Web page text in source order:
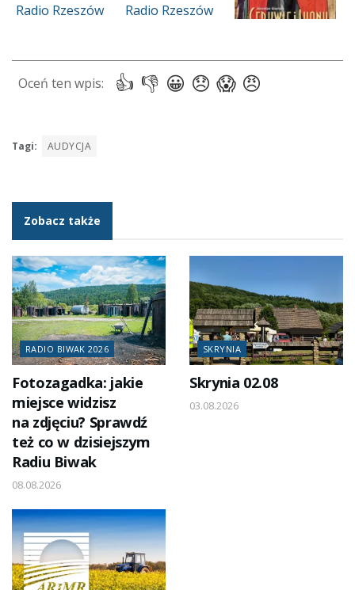
Tagi: AUDYCJA
Zobacz także
RADIO BIWAK 2026
Fotozagadka: jakie
miejsce widzisz
na zdjęciu? Sprawdź
też co w dzisiejszym
Radiu Biwak
08.08.2026
SKRYNIA
Skrynia 02.08
03.08.2026